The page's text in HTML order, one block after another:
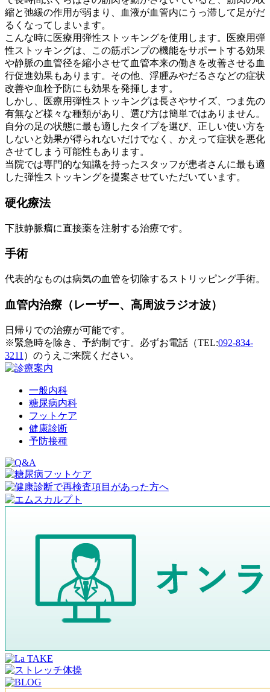
縮と弛緩の作用が弱まり、血液が血管内にうっ滞して足がだ
るくなってしまいます。
こんな時に医療用弾性ストッキングを使用します。医療用弾
性ストッキングは、この筋ポンプの機能をサポートする効果
や静脈の血管径を縮小させて血管本来の働きを改善させる血
行促進効果もあります。その他、浮腫みやだるさなどの症状
改善や血栓予防にも効果を発揮します。
しかし、医療用弾性ストッキングは長さやサイズ、つま先の
有無など様々な種類があり、選び方は簡単ではありません。
自分の足の状態に最も適したタイプを選び、正しい使い方を
しないと効果が得られないだけでなく、かえって症状を悪化
させてしまう可能性もあります。
当院では専門的な知識を持ったスタッフが患者さんに最も適
した弾性ストッキングを提案させていただいています。
硬化療法
下肢静脈瘤に直接薬を注射する治療です。
手術
代表的なものは病気の血管を切除するストリッピング手術。
血管内治療（レーザー、高周波ラジオ波）
日帰りでの治療が可能です。
※緊急時を除き、 予約制 です。必ずお電話（TEL:092-834-
3211 ）のうえご来院ください。
一般内科
糖尿病内科
フットケア
健康診断
予防接種